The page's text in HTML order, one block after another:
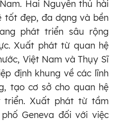
Hai Nguyên thủ hài
tốt đẹp, đa dạng và bền
phát triển sâu rộng
Xuất phát từ quan hệ
Việt Nam và Thụy Sĩ
định khung về các lĩnh
tạo cơ sở cho quan hệ
triển. Xuất phát từ tầm
Geneva đối với việc